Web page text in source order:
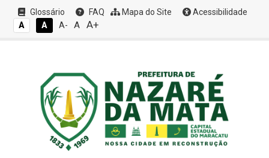
Glossário FAQ Mapa do Site
Acessibilidade
A
A A- A A+